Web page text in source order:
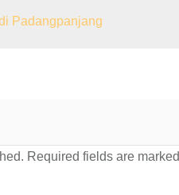
Padangpanjang
Required fields are marked